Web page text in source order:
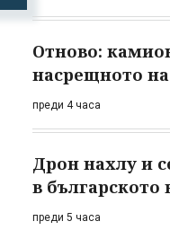
Отново:
насрещното
преди 4 часа
Дрон нахлу и
в българското
преди 5 часа